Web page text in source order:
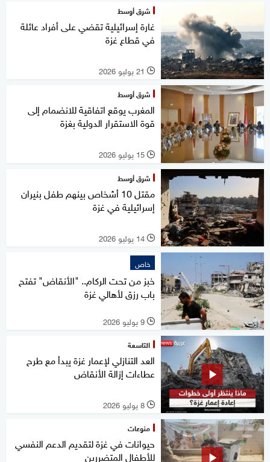
شرق أوسط
غارة إسرائيلية تقضي على أفراد عائلة
في قطاع غزة
l 21 يوليو 2026
شرق أوسط
المغرب يوقع اتفاقية للانضمام إلى
قوة الاستقرار الدولية بغزة
l 15 يوليو 2026
شرق أوسط
مقتل 10 أشخاص بينهم طفل بنيران
إسرائيلية في غزة
l 14 يوليو 2026
خاص
خبز من تحت الركام.. "الأنقاض" تفتح
باب رزق لأهالي غزة
l 9 يوليو 2026
التاسعة
العد التنازلي لإعمار غزة يبدأ مع طرح
عطاءات إزالة الأنقاض
l 8 يوليو 2026
منوعات
حيوانات في غزة لتقديم الدعم النفسي
للأطفال المتضررين